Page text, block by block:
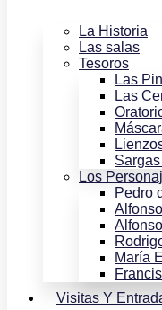
La Historia
Las salas
Tesoros
Las
Las
Los
Pedro
María
Visitas Y